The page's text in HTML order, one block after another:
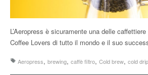
L’Aeropress è sicuramente una delle
Coffee Lovers di tutto il mondo e il suo
Aeropress, brewing, caffè filtro, Cold brew, cold drip